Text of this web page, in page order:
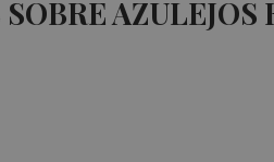
AZULEJOS